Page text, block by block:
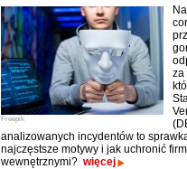
Freepik
za
analizowanych incydentów to
najczęstsze motywy i jak uchronić
wewnętrznymi? więcej